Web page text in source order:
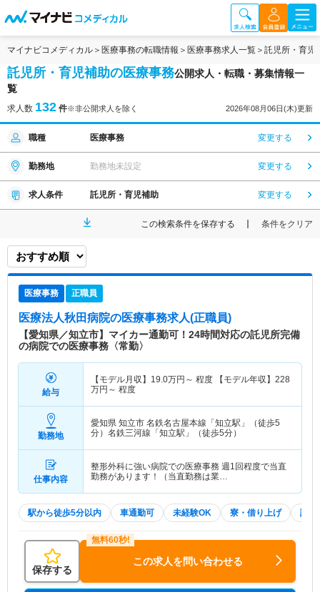
マイナビコメディカル 医療事務の転職情報 医療事務求人一覧 託児所・育児
託児所・育児補助の医療事務公開求人・転職・募集情報一
覧
求人数 132 件※非公開求人を除く 2026年08月06日(木)更新
職種 医療事務 変更する
勤務地 勤務地未設定 変更する
求人条件 託児所・育児補助 変更する
この検索条件を保存する 条件をクリア
医療事務 正職員
医療法人秋田病院の医療事務求人(正職員)
【愛知県／知立市】マイカー通勤可！24時間対応の託児所完備
の病院での医療事務〈常勤〉
給与
【モデル月収】 19.0万円～ 程度 【モデル年収】 228
万円～ 程度
勤務地
愛知県 知立市 名鉄名古屋本線「知立駅」（徒歩5
分）名鉄三河線「知立駅」（徒歩5分）
仕事内容
整形外科に強い病院での医療事務 週1回程度で当直
勤務があります！（当直勤務は業…
駅から徒歩5分以内 車通勤可 未経験OK 寮・借り上げ 託児
保存する
この求人を問い合わせる